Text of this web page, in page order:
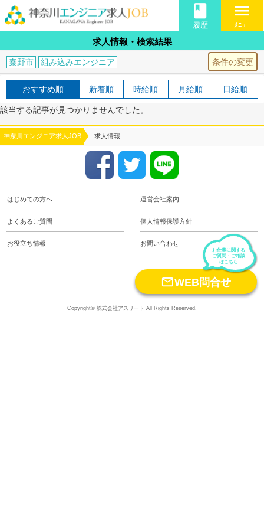
book
履歴
menu
ﾒﾆｭｰ
求人情報・検索結果
条件の変更
秦野市 組み込みエンジニア
おすすめ順 新着順 時給順 月給順 日給順
該当する記事が見つかりませんでした。
神奈川エンジニア求人JOB 求人情報
はじめての方へ 運営会社案内
よくあるご質問 個人情報保護方針
お役立ち情報 お問い合わせ
お仕事に関する
ご質問・ご相談
はこちら
WEB問合せ
Copyright© 株式会社アスリート All Rights Reserved.